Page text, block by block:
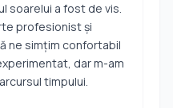
soarelui a fost de vis.
profesionist și
ne simțim confortabil
dar m-am
timpului.